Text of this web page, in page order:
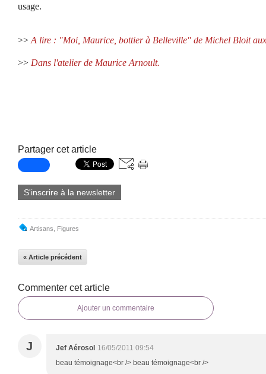
usage.
>> A lire : "Moi, Maurice, bottier à Belleville" de Michel Bloit
>> Dans l'atelier de Maurice Arnoult.
Partager cet article
S'inscrire à la newsletter
Artisans Figures
« Article précédent
Commenter cet article
Ajouter un commentaire
J Jef Aérosol 16/05/2011 09:54
beau témoignage<br /> beau témoignage<br />